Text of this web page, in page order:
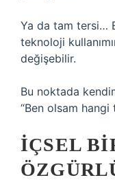
Ya da tam tersi…
teknoloji
değişebilir.
Bu noktada
“Ben olsam hangi
İÇSEL